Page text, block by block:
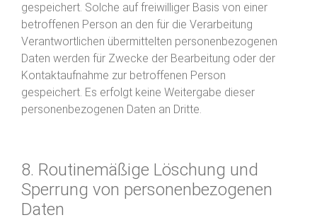
gespeichert. Solche auf freiwilliger Basis von einer
betroffenen Person an den für die Verarbeitung
Verantwortlichen übermittelten personenbezogenen
Daten werden für Zwecke der Bearbeitung oder der
Kontaktaufnahme zur betroffenen Person
gespeichert. Es erfolgt keine Weitergabe dieser
personenbezogenen Daten an Dritte.
8. Routinemäßige Löschung und
Sperrung von personenbezogenen
Daten